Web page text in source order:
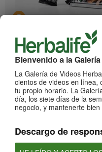
Bienvenido a la
La Galería de Videos
cientos de videos en línea,
tu propio horario. La
día, los siete días de la
negocio, y mantenerte
Descargo de
Herbalife24 ACHIEVE Protein
¡Llegaron las barras Herbalife24